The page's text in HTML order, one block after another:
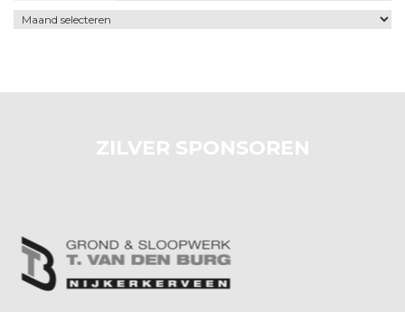
Archief
ZILVER SPONSOREN